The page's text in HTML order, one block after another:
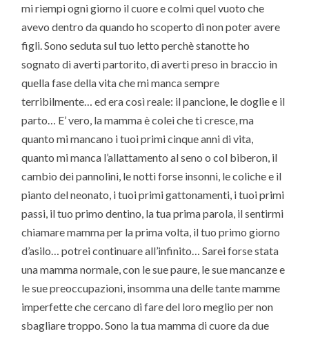
mi riempi ogni giorno il cuore e colmi quel vuoto che
avevo dentro da quando ho scoperto di non poter avere
figli. Sono seduta sul tuo letto perchè stanotte ho
sognato di averti partorito, di averti preso in braccio in
quella fase della vita che mi manca sempre
terribilmente… ed era così reale: il pancione, le doglie e il
parto… E’ vero, la mamma è colei che ti cresce, ma
quanto mi mancano i tuoi primi cinque anni di vita,
quanto mi manca l’allattamento al seno o col biberon, il
cambio dei pannolini, le notti forse insonni, le coliche e il
pianto del neonato, i tuoi primi gattonamenti, i tuoi primi
passi, il tuo primo dentino, la tua prima parola, il sentirmi
chiamare mamma per la prima volta, il tuo primo giorno
d’asilo… potrei continuare all’infinito… Sarei forse stata
una mamma normale, con le sue paure, le sue mancanze e
le sue preoccupazioni, insomma una delle tante mamme
imperfette che cercano di fare del loro meglio per non
sbagliare troppo. Sono la tua mamma di cuore da due